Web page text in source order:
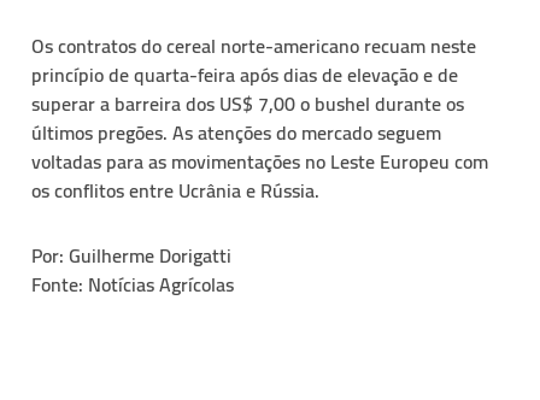
Os contratos do cereal norte-americano recuam neste
princípio de quarta-feira após dias de elevação e de
superar a barreira dos US$ 7,00 o bushel durante os
últimos pregões. As atenções do mercado seguem
voltadas para as movimentações no Leste Europeu com
os conflitos entre Ucrânia e Rússia.
Por: Guilherme Dorigatti
Fonte: Notícias Agrícolas